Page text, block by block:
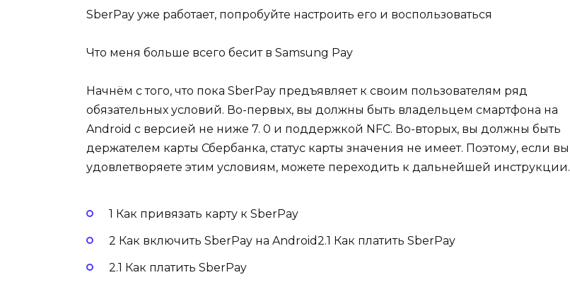
SberPay уже работает, попробуйте настроить его и воспользоваться
Что меня больше всего бесит в Samsung Pay
Начнём с того, что пока SberPay предъявляет к своим пользователям ряд
обязательных условий. Во-первых, вы должны быть владельцем смартфона на
Android с версией не ниже 7. 0 и поддержкой NFC. Во-вторых, вы должны быть
держателем карты Сбербанка, статус карты значения не имеет. Поэтому, если вы
удовлетворяете этим условиям, можете переходить к дальнейшей инструкции.
1 Как привязать карту к SberPay
2 Как включить SberPay на Android2.1 Как платить SberPay
2.1 Как платить SberPay